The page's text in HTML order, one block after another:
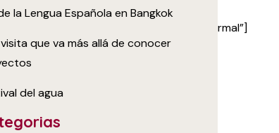
la Lengua Española en Bangkok
que va más allá de conocer
del agua